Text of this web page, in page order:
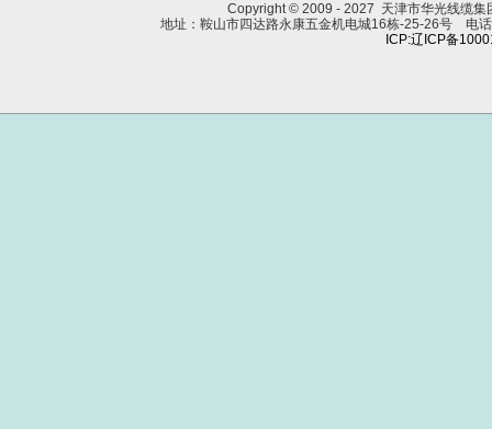
Copyright © 2009 - 2027 天津市华光线缆
地址：鞍山市四达路永康五金机电城16栋-25-26号
ICP:辽ICP备